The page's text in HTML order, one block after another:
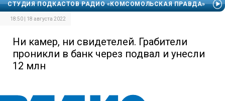
СТУДИЯ ПОДКАСТОВ РАДИО «КОМСОМОЛЬСКАЯ ПРАВДА»
18:50 | 18 августа 2022
Ни камер, ни свидетелей. Грабители
проникли в банк через подвал и унесли
12 млн